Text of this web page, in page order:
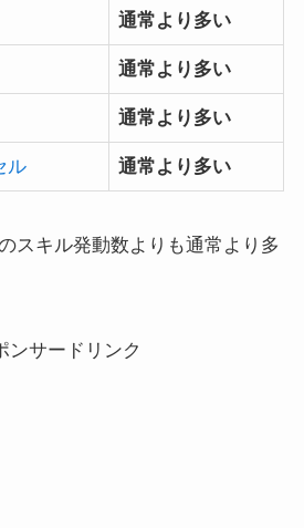
通常より多い
通常より多い
通常より多い
ル 通常より多い
スキル発動数よりも通常より多
ンサードリンク